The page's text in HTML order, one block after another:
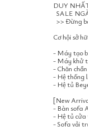
DUY
SALE
>> Đừng
Cơ hội sở
- Máy tạo
- Máy khử
- Chăn
- Hệ thống
- Hệ tủ
[New
- Bàn sofa
- Hệ tủ
- Sofa vải